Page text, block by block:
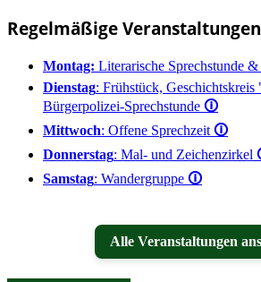
Regelmäßige Veranstaltungen
Montag: Literarische Sprechstunde
Dienstag: Frühstück,
Bürgerpolizei-Sprechstunde 🛈
Mittwoch: Offene Sprechzeit 🛈
Donnerstag: Mal- und Zeichenzirkel
Samstag: Wandergruppe 🛈
Alle Veranstaltungen